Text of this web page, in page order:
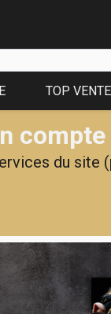
TOP
compte
du site